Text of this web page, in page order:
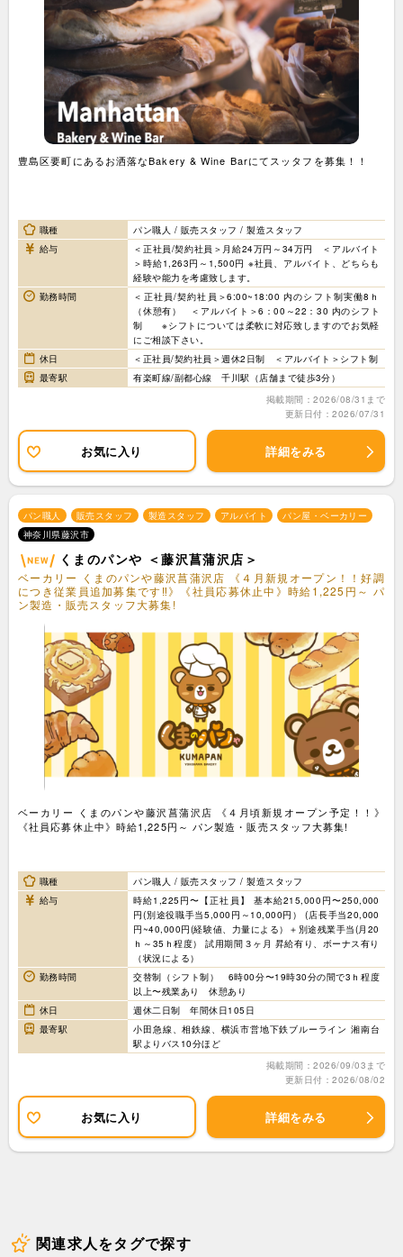
豊島区要町にあるお洒落なBakery & Wine Barにてスッタフを募集！！
職種
パン職人 / 販売スタッフ / 製造スタッフ
給与
＜正社員/契約社員＞月給24万円～34万円 ＜アルバイト
＞時給1,263円～1,500円 ※社員、アルバイト、どちらも
経験や能力を考慮致します。
勤務時間
＜正社員/契約社員＞6:00~18:00 内のシフト制実働8ｈ
（休憩有） ＜アルバイト＞6：00～22：30 内のシフト
制 ※シフトについては柔軟に対応致しますのでお気軽
にご相談下さい。
休日
＜正社員/契約社員＞週休2日制 ＜アルバイト＞シフト制
最寄駅
有楽町線/副都心線 千川駅（店舗まで徒歩3分）
掲載期間：2026/08/31まで
更新日付：2026/07/31
お気に入り 詳細をみる
パン職人 販売スタッフ 製造スタッフ アルバイト
パン屋・ベーカリー
神奈川県藤沢市
くまのパンや ＜藤沢菖蒲沢店＞
ベーカリー くまのパンや藤沢菖蒲沢店 《４月新規オープン！！好調
につき従業員追加募集です‼︎》《社員応募休止中》時給1,225円～ パ
ン製造・販売スタッフ大募集!
ベーカリー くまのパンや藤沢菖蒲沢店 《４月頃新規オープン予定！！》
《社員応募休止中》時給1,225円～ パン製造・販売スタッフ大募集!
職種
パン職人 / 販売スタッフ / 製造スタッフ
給与
時給1,225円〜【正社員】 基本給215,000円〜250,000
円(別途役職手当5,000円～10,000円） (店長手当20,000
円~40,000円(経験値、力量による）＋別途残業手当(月20
ｈ～35ｈ程度） 試用期間３ヶ月 昇給有り、ボーナス有り
（状況による）
勤務時間
交替制（シフト制） 6時00分〜19時30分の間で3ｈ程度
以上〜残業あり 休憩あり
休日
週休二日制 年間休日105日
最寄駅
小田急線、相鉄線、横浜市営地下鉄ブルーライン 湘南台
駅よりバス10分ほど
掲載期間：2026/09/03まで
更新日付：2026/08/02
お気に入り 詳細をみる
関連求人をタグで探す